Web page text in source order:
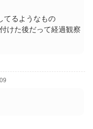
てるようなもの
けた後だって経過観察